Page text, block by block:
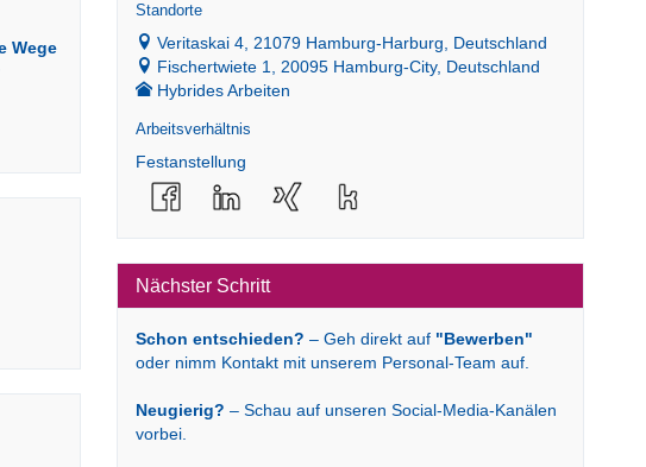
Wege
Standorte
Veritaskai 4, 21079 Hamburg-Harburg, Deutschland
Fischertwiete 1, 20095 Hamburg-City, Deutschland
Hybrides Arbeiten
Arbeitsverhältnis
Festanstellung
Nächster Schritt
Schon entschieden? – Geh direkt auf "Bewerben"
oder nimm Kontakt mit unserem Personal-Team auf.
Neugierig? – Schau auf unseren Social-Media-Kanälen
vorbei.